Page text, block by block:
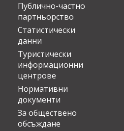
Публично-частно
партньорство
Статистически
данни
Туристически
информационни
центрове
Нормативни
документи
За обществено
обсъждане